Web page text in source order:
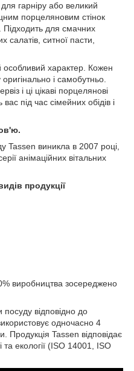
гарніру або великий
порцеляновим стінок
Підходить для смачних
салатів, ситної пасти,
особливий характер. Кожен
і самобутньо.
і ці цікаві порцелянові
під час сімейних обідів і
Tassen виникла в 2007 році,
анімаційних вітальних
продукції
виробництва зосереджено
відповідно до
одночасно 4
Продукція Tassen відповідає
екології (ISO 14001, ISO